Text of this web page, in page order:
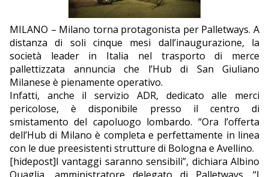
MILANO – Milano torna protagonista per Palletways. A
distanza di soli cinque mesi dall’inaugurazione, la
società leader in Italia nel trasporto di merce
pallettizzata annuncia che l’Hub di San Giuliano
Milanese è pienamente operativo.
Infatti, anche il servizio ADR, dedicato alle merci
pericolose, è disponibile presso il centro di
smistamento del capoluogo lombardo. “Ora l’offerta
dell’Hub di Milano è completa e perfettamente in linea
con le due preesistenti strutture di Bologna e Avellino.
[hidepost]I vantaggi saranno sensibili”, dichiara Albino